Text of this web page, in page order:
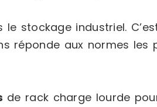
le stockage industriel.
réponde aux normes les
de rack charge lourde